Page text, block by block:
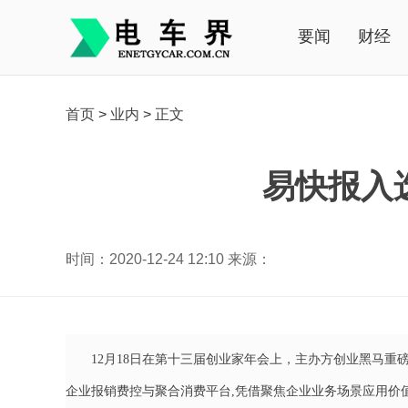
要闻 财经
首页 > 业内 > 正文
易快报入
时间：2020-12-24 12:10 来源：
12月18日在第十三届创业家年会上，主办方创业黑马重
企业报销费控与聚合消费平台,凭借聚焦企业业务场景应用